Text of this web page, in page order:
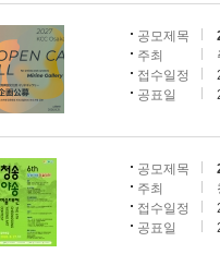
공모제목
주최
접수일정
공표일
공모제목
주최
접수일정
공표일